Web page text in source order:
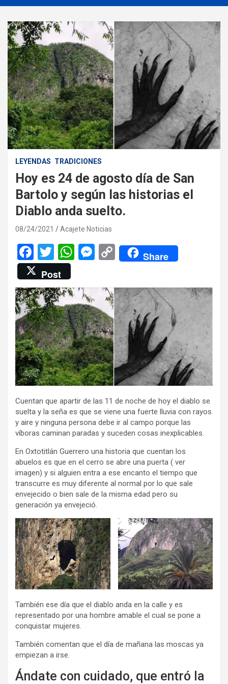
LEYENDAS TRADICIONES
Hoy es 24 de agosto día de San
Bartolo y según las historias el
Diablo anda suelto.
08/24/2021 Acajete Noticias
F
a
ce
b
o
o
k
T
wi
tt
er
W
at
s
A
p
p
M
se
g
er
C
o
py
Li
n
k
Share
Post
Cuentan que apartir de las 11 de noche de hoy el diablo se
suelta y la seña es que se viene una fuerte lluvia con rayos
y aire y ninguna persona debe ir al campo porque las
víboras caminan paradas y suceden cosas inexplicables.
En Oxtotitlán Guerrero una historia que cuentan los
abuelos es que en el cerro se abre una puerta ( ver
imagen) y si alguien entra a ese encanto el tiempo que
transcurre es muy diferente al normal por lo que sale
envejecido o bien sale de la misma edad pero su
generación ya envejeció.
También ese día que el diablo anda en la calle y es
representado por una hombre amable el cual se pone a
conquistar mujeres.
También comentan que el día de mañana las moscas ya
empiezan a irse.
Ándate con cuidado, que entró la